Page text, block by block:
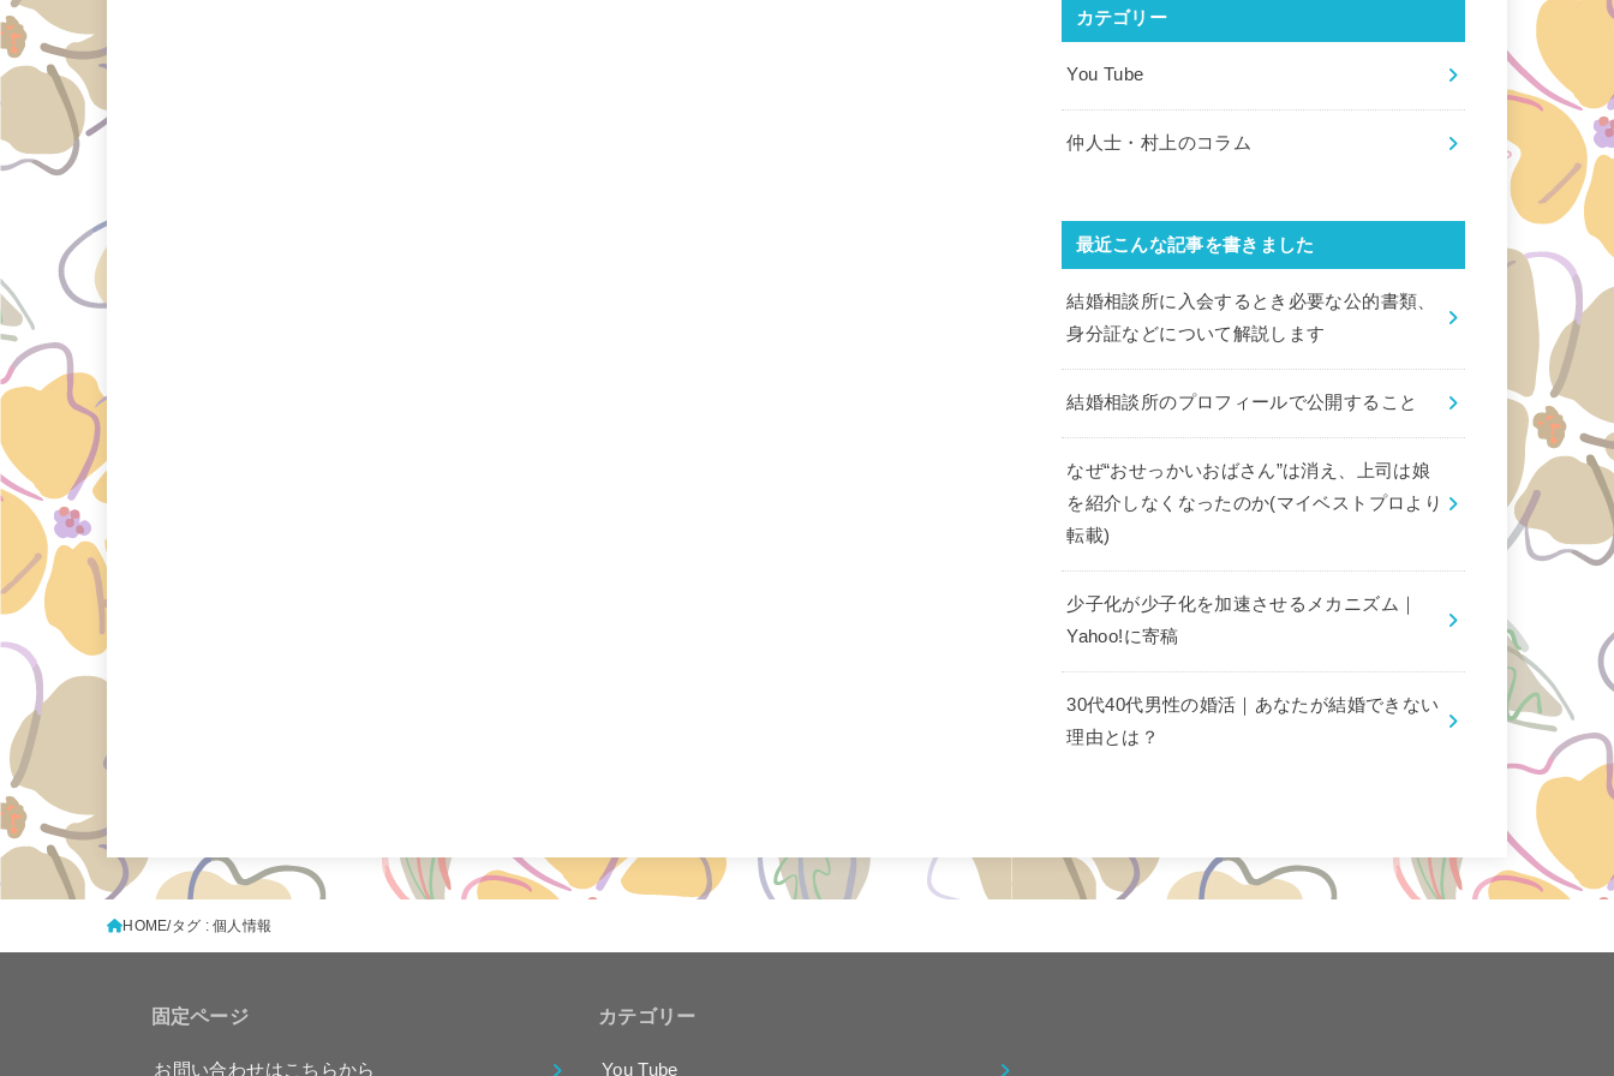
カテゴリー
You Tube
仲人士・村上のコラム
最近こんな記事を書きました
結婚相談所に入会するとき必要な公的書類、
身分証などについて解説します
結婚相談所のプロフィールで公開すること
なぜ“おせっかいおばさん”は消え、上司は娘
を紹介しなくなったのか(マイベストプロより
転載)
少子化が少子化を加速させるメカニズム｜
Yahoo!に寄稿
30代40代男性の婚活｜あなたが結婚できない
理由とは？
HOME タグ : 個人情報
固定ページ
お問い合わせはこちらから
カテゴリー
You Tube